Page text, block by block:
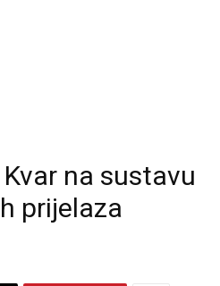
na sustavu
prijelaza